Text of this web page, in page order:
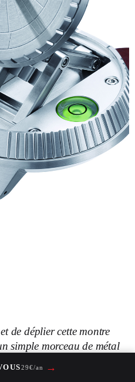
de déplier cette montre
simple morceau de métal
29€/an →